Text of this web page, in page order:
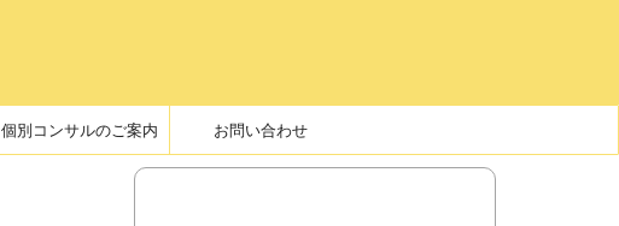
個別コンサルのご案内 お問い合わせ